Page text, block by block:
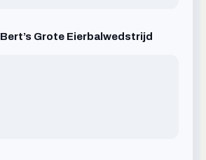
Grote Eierbalwedstrijd